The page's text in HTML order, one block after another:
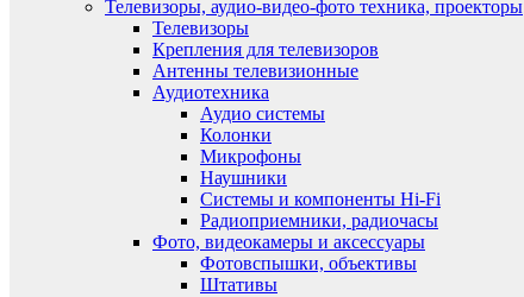
Телевизоры, аудио-видео-фото техника, проекторы
Телевизоры
Крепления для телевизоров
Антенны телевизионные
Аудиотехника
Аудио системы
Колонки
Микрофоны
Наушники
Системы и компоненты Hi-Fi
Радиоприемники, радиочасы
Фото, видеокамеры и аксессуары
Фотовспышки, объективы
Штативы